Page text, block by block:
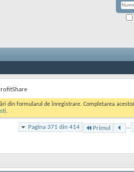
din formularul de înregistrare. Completarea
.
Pagina 371 din 414 Primul ...